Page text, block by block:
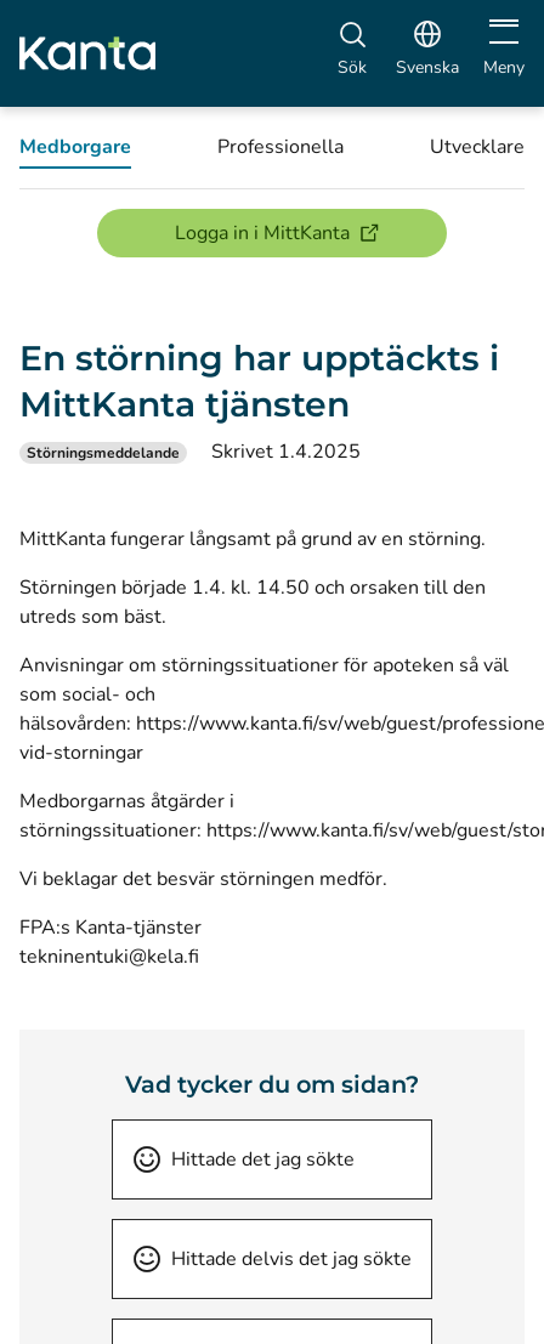
Sök Svenska Öppna
Meny
Medborgare Professionella Utvecklare
Logga in i MittKanta(öppnas i ett nytt
En störning har upptäckts i
MittKanta tjänsten
Störningsmeddelande Skrivet 1.4.2025
MittKanta fungerar långsamt på grund av en störning.
Störningen började 1.4. kl. 14.50 och orsaken till den
utreds som bäst.
Anvisningar om störningssituationer för apoteken så väl
som social- och
hälsovården: https://www.kanta.fi/sv/web/guest/
vid-storningar
Medborgarnas åtgärder i
störningssituationer: https://www.kanta.fi/sv/web/guest/
Vi beklagar det besvär störningen medför.
FPA:s Kanta-tjänster
tekninentuki@kela.fi
Vad tycker du om sidan?
Hittade det jag sökte
Hittade delvis det jag sökte